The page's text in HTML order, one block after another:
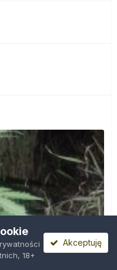
18+
Akceptuję